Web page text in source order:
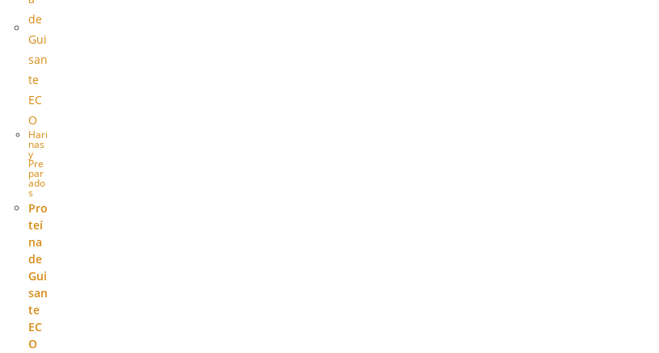
Hari
nas
y
Pre
par
ado
s
Pro
teí
na
de
Gui
san
te
EC
O